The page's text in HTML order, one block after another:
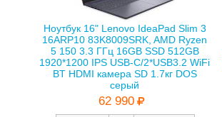
Ноутбук 16" Lenovo IdeaPad Slim 3
16ARP10 83K8009SRK, AMD Ryzen
5 150 3.3 ГГц 16GB SSD 512GB
1920*1200 IPS USB-C/2*USB3.2 WiFi
BT HDMI камера SD 1.7кг DOS
cерый
62 990